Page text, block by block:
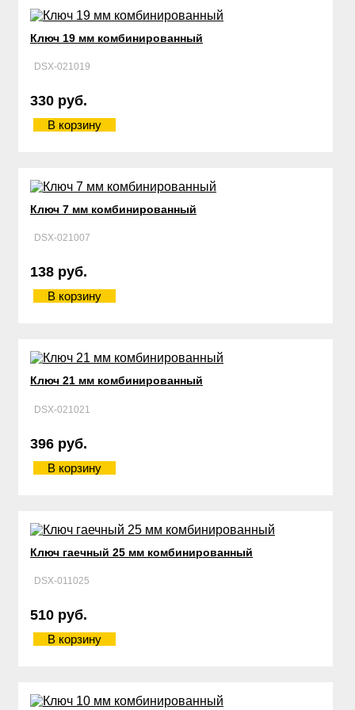
Ключ 19 мм комбинированный
DSX-021019
330 руб.
В корзину
Ключ 7 мм комбинированный
DSX-021007
138 руб.
В корзину
Ключ 21 мм комбинированный
DSX-021021
396 руб.
В корзину
Ключ гаечный 25 мм комбинированный
DSX-011025
510 руб.
В корзину